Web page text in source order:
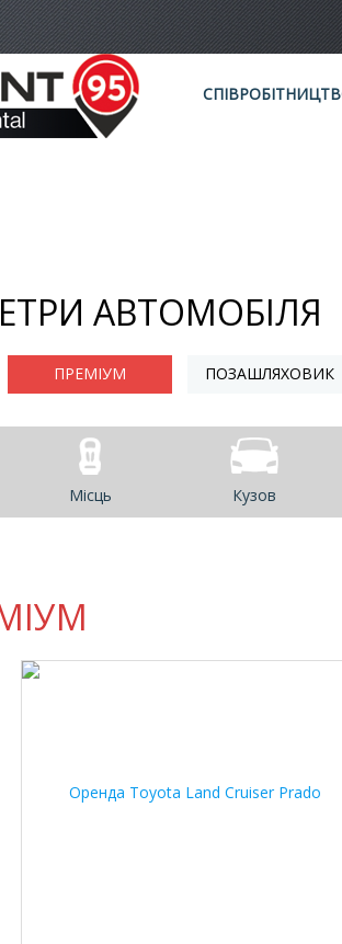
АВТОМОБІЛЯ
ПРЕМІУМ ПОЗАШЛЯХОВИК
Місць Кузов